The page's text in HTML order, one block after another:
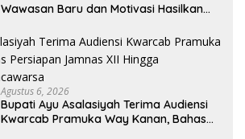
Wawasan Baru dan Motivasi Hasilkan
Agustus 6, 2026
Bupati Ayu Asalasiyah Terima Audiensi
Kwarcab Pramuka Way Kanan, Bahas